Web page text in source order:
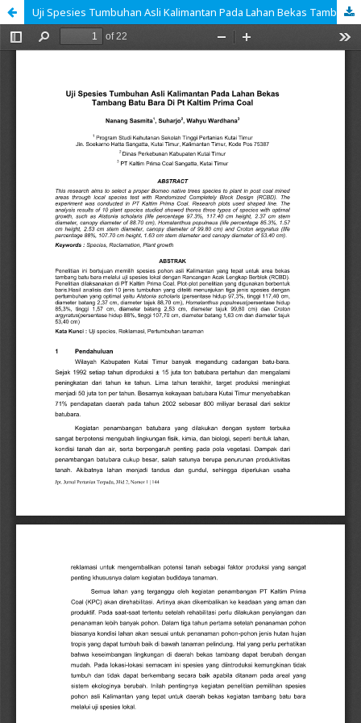
Uji Spesies Tumbuhan Asli Kalimantan Pada Lahan Bekas Tambang Batu Bara Di Pt Kaltim Prima Coal